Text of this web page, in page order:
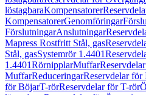
löstagbaraKompensatorer
KompensatorerGenomföringar
FörslutningarAnslutningar
Mapress Rostfritt Stål, gas
Stål, gasSystemrör 1.4401
1.4401RörnipplarMuffar
MuffarReduceringarReservdelar för
för BöjarT-rörReservdelar för T-rör